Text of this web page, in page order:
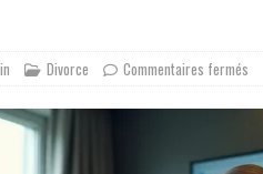
Divorce Commentaires fermés